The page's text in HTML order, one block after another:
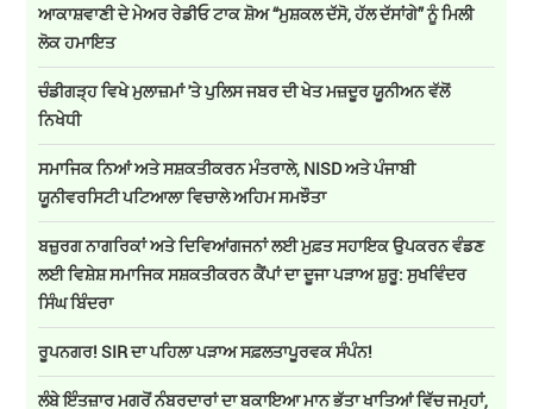
ਆਕਾਸ਼ਵਾਣੀ ਦੇ ਮੇਅਰ ਰੇਡੀਓ ਟਾਕ ਸ਼ੋਅ “ਮੁਸ਼ਕਲ ਦੱਸੋ, ਹੱਲ ਦੱਸਾਂਗੇ” ਨੂੰ ਮਿਲੀ
ਲੋਕ ਹਮਾਇਤ
ਚੰਡੀਗੜ੍ਹ ਵਿਖੇ ਮੁਲਾਜ਼ਮਾਂ 'ਤੇ ਪੁਲਿਸ ਜਬਰ ਦੀ ਖੇਤ ਮਜ਼ਦੂਰ ਯੂਨੀਅਨ ਵੱਲੋਂ
ਨਿਖੇਧੀ
ਸਮਾਜਿਕ ਨਿਆਂ ਅਤੇ ਸਸ਼ਕਤੀਕਰਨ ਮੰਤਰਾਲੇ, NISD ਅਤੇ ਪੰਜਾਬੀ
ਯੂਨੀਵਰਸਿਟੀ ਪਟਿਆਲਾ ਵਿਚਾਲੇ ਅਹਿਮ ਸਮਝੌਤਾ
ਬਜ਼ੁਰਗ ਨਾਗਰਿਕਾਂ ਅਤੇ ਦਿਵਿਆਂਗਜਨਾਂ ਲਈ ਮੁਫ਼ਤ ਸਹਾਇਕ ਉਪਕਰਨ ਵੰਡਣ
ਲਈ ਵਿਸ਼ੇਸ਼ ਸਮਾਜਿਕ ਸਸ਼ਕਤੀਕਰਨ ਕੈਂਪਾਂ ਦਾ ਦੂਜਾ ਪੜਾਅ ਸ਼ੁਰੂ: ਸੁਖਵਿੰਦਰ
ਸਿੰਘ ਬਿੰਦਰਾ
ਰੂਪਨਗਰ! SIR ਦਾ ਪਹਿਲਾ ਪੜਾਅ ਸਫ਼ਲਤਾਪੂਰਵਕ ਸੰਪੰਨ!